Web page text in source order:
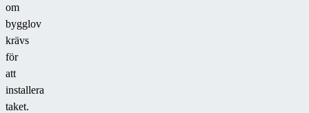
om
bygglov
krävs
för
att
installera
taket.